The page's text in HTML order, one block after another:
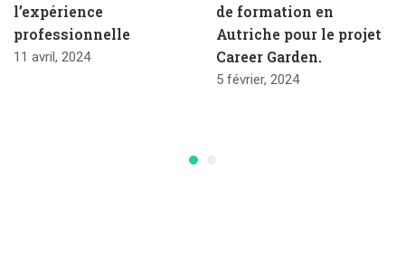
l’expérience
professionnelle
11 avril, 2024
de formation en
Autriche pour le projet
Career Garden.
5 février, 2024